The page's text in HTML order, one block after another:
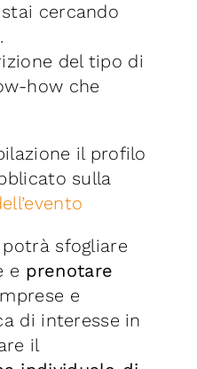
cercando
del tipo di
how che
il profilo
sulla
sfogliare
e prenotare
e
di interesse in
il